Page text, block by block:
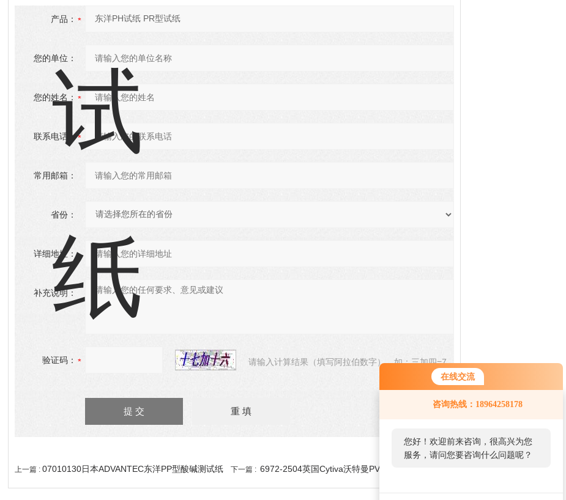
在线交流
咨询热线：18964258178
您好！欢迎前来咨询，很高兴为您
服务，请问您要咨询什么问题呢？
产品：
您的单位：
您的姓名：
联系电话：
常用邮箱：
省份：
详细地址：
补充说明：
验证码： 请输入计算结果（填写阿拉伯数字），如：三加四=7
上一篇 : 07010130日本ADVANTEC东洋PP型酸碱测试纸 下一篇 : 6972-2504英国Cytiva沃特曼PVDF针头式过滤器